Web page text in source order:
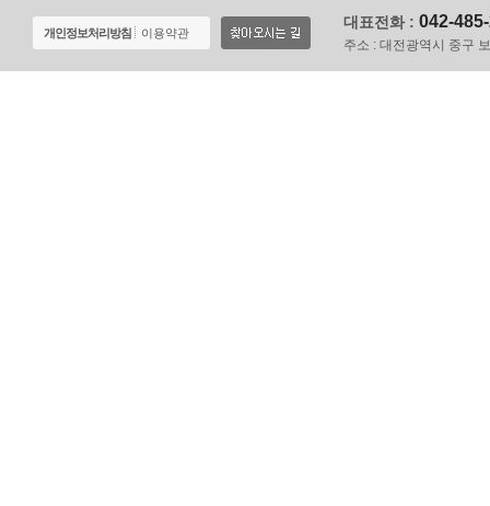
개인정보처리방침 이용약관
대표전화 : 042-
주소 : 대전광역시 중구